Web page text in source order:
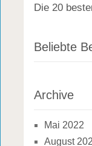
Die 20
Beliebte
Archive
Mai 2022
August